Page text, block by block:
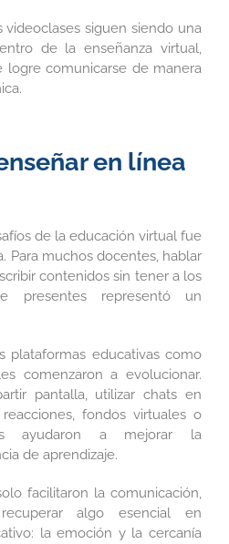
videoclases siguen siendo una
de la enseñanza virtual,
comunicarse de manera
en línea
de la educación virtual fue
Para muchos docentes, hablar
contenidos sin tener a los
presentes representó un
plataformas educativas como
comenzaron a evolucionar.
pantalla, utilizar chats en
fondos virtuales o
ayudaron a mejorar la
de aprendizaje.
facilitaron la comunicación,
algo esencial en
la emoción y la cercanía